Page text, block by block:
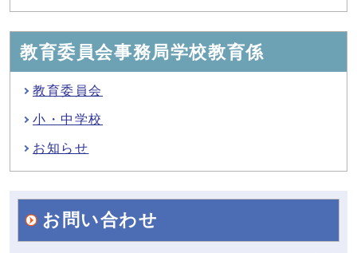
教育委員会事務局学校教育係
教育委員会
小・中学校
お知らせ
お問い合わせ